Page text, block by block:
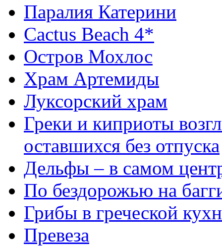
Паралия Катерини
Cactus Beach 4*
Остров Мохлос
Храм Артемиды
Луксорский храм
Греки и киприоты
оставшихся без отпуска
Дельфы – в самом
По бездорожью на
Грибы в греческой
Превеза